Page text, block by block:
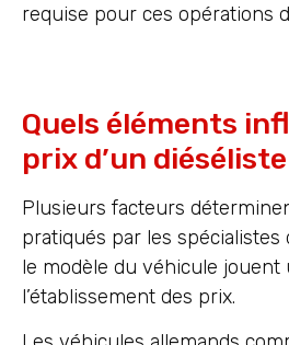
requise pour ces opérations
Quels éléments
prix d’un
Plusieurs facteurs
pratiqués par les spécialistes
le modèle du véhicule jouent
l’établissement des prix.